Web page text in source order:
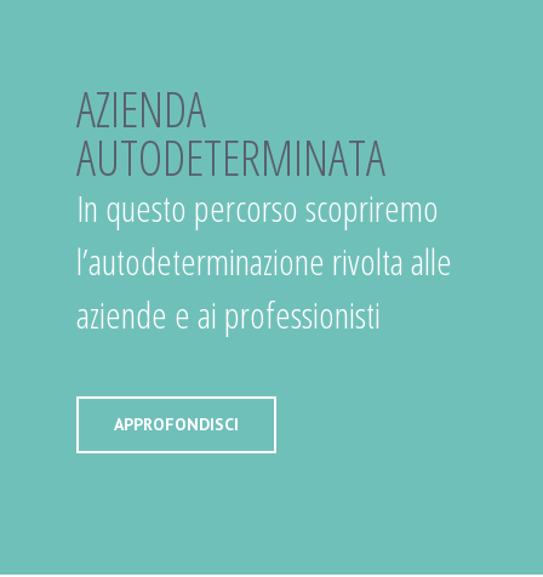
AZIENDA
AUTODETERMINATA
In questo percorso scopriremo
l’autodeterminazione rivolta alle
aziende e ai professionisti
APPROFONDISCI